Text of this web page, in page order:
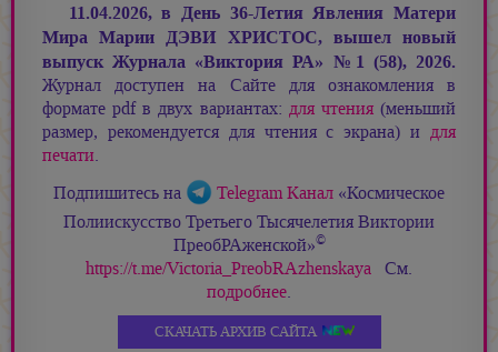
11.04.2026, в День 36-Летия Явления Матери
МираМарии ДЭВИ ХРИСТОС,вышел новый
выпуск Журнала «Виктория РА» № 1 (58), 2026.
Журнал доступен на Сайте для ознакомления в
формате pdf в двух вариантах: для чтения(меньший
размер, рекомендуется для чтения с экрана) и для
печати.
Подпишитесь на
Telegram Канал «Космическое
Полиискусство Третьего Тысячелетия Виктории
ПреобРАженской»©
https://t.me/Victoria_PreobRAzhenskaya См.
подробнее.
СКАЧАТЬ АРХИВ САЙТА